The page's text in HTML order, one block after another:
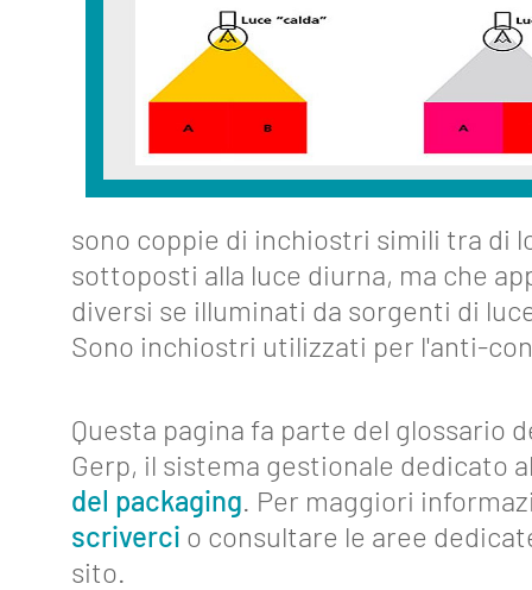
Funzionalità
Strumenti
Industria
4.0
Eventi
Blog
Lavora
con
noi
sono coppie di inchiostri simili tra di
sottoposti alla luce diurna, ma che
diversi se illuminati da sorgenti di
Sono inchiostri utilizzati per l'anti-
Questa pagina fa parte del glossario
Gerp, il sistema gestionale dedicato
del packaging. Per maggiori
scriverci o consultare le aree
sito.